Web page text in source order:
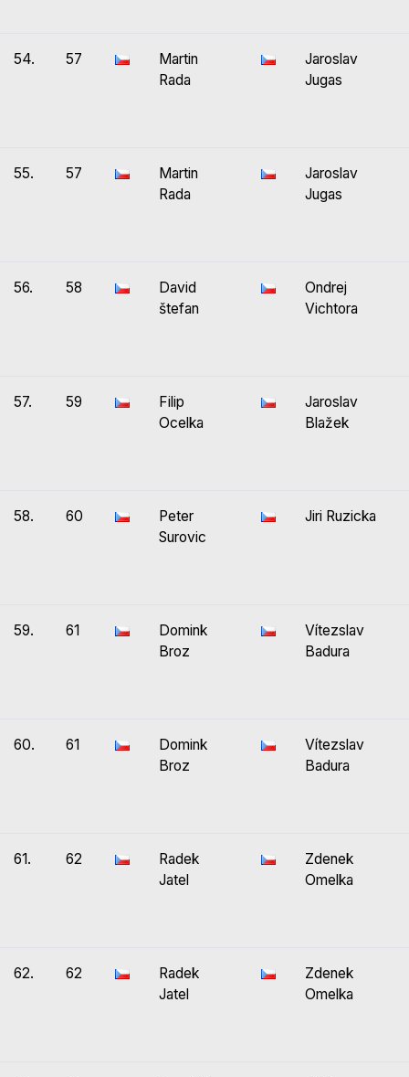
54. 57
Martin
Rada
Jaroslav
Jugas
55. 57
Martin
Rada
Jaroslav
Jugas
56. 58
David
štefan
Ondrej
Vichtora
57. 59
Filip
Ocelka
Jaroslav
Blažek
58. 60
Peter
Surovic
Jiri Ruzicka
59. 61
Domink
Broz
Vítezslav
Badura
60. 61
Domink
Broz
Vítezslav
Badura
61. 62
Radek
Jatel
Zdenek
Omelka
62. 62
Radek
Jatel
Zdenek
Omelka